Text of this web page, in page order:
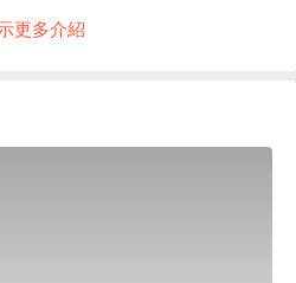
價普遍良好，讚揚其專業技術和
，這裡都是理想選擇。
！
更多介紹